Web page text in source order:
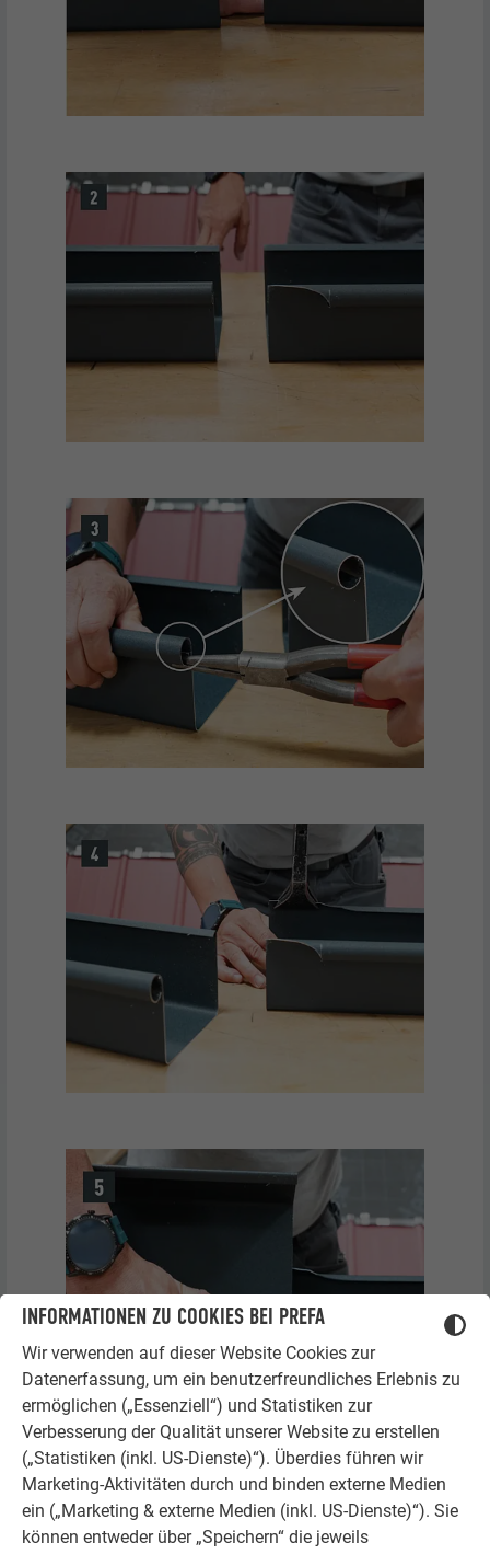
INFORMATIONEN ZU COOKIES BEI PREFA
Wir verwenden auf dieser Website Cookies zur
Datenerfassung, um ein benutzerfreundliches Erlebnis zu
ermöglichen („Essenziell“) und Statistiken zur
Verbesserung der Qualität unserer Website zu erstellen
(„Statistiken (inkl. US-Dienste)“). Überdies führen wir
Marketing-Aktivitäten durch und binden externe Medien
ein („Marketing & externe Medien (inkl. US-Dienste)“). Sie
können entweder über „Speichern“ die jeweils